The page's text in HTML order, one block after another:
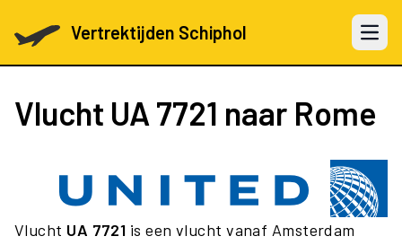
Vertrektijden Schiphol Open
Vlucht UA 7721 naar Rome
Vlucht UA 7721 is een vlucht vanaf Amsterdam